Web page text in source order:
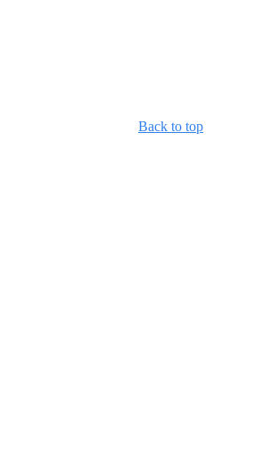
Back to top